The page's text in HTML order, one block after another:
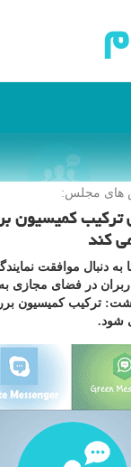
های مجلس:
كمیسیون
كند
دنبال موافقت
ترکیب کمیسیون
شود.